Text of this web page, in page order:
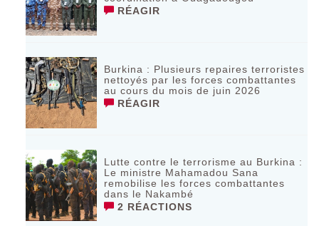
RÉAGIR
‎Burkina : Plusieurs repaires terroristes
nettoyés par les forces combattantes
au cours du mois de juin 2026
RÉAGIR
Lutte contre le terrorisme au Burkina :
Le ministre Mahamadou Sana
remobilise les forces combattantes
dans le Nakambé
2 RÉACTIONS